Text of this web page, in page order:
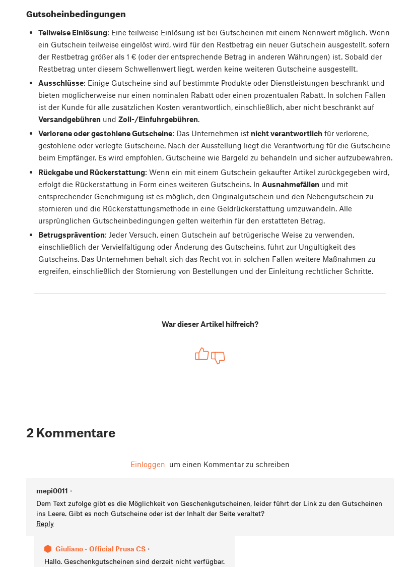
Gutscheinbedingungen
Teilweise Einlösung: Eine teilweise Einlösung ist bei Gutscheinen mit einem Nennwert möglich. Wenn
ein Gutschein teilweise eingelöst wird, wird für den Restbetrag ein neuer Gutschein ausgestellt, sofern
der Restbetrag größer als 1 € (oder der entsprechende Betrag in anderen Währungen) ist. Sobald der
Restbetrag unter diesem Schwellenwert liegt, werden keine weiteren Gutscheine ausgestellt.
Ausschlüsse: Einige Gutscheine sind auf bestimmte Produkte oder Dienstleistungen beschränkt und
bieten möglicherweise nur einen nominalen Rabatt oder einen prozentualen Rabatt. In solchen Fällen
ist der Kunde für alle zusätzlichen Kosten verantwortlich, einschließlich, aber nicht beschränkt auf
Versandgebührenund Zoll-/Einfuhrgebühren.
Verlorene oder gestohlene Gutscheine: Das Unternehmen ist nicht verantwortlichfür verlorene,
gestohlene oder verlegte Gutscheine. Nach der Ausstellung liegt die Verantwortung für die Gutscheine
beim Empfänger. Es wird empfohlen, Gutscheine wie Bargeld zu behandeln und sicher aufzubewahren.
Rückgabe und Rückerstattung: Wenn ein mit einem Gutschein gekaufter Artikel zurückgegeben wird,
erfolgt die Rückerstattung in Form eines weiteren Gutscheins. In Ausnahmefällenund mit
entsprechender Genehmigung ist es möglich, den Originalgutschein und den Nebengutschein zu
stornieren und die Rückerstattungsmethode in eine Geldrückerstattung umzuwandeln. Alle
ursprünglichen Gutscheinbedingungen gelten weiterhin für den erstatteten Betrag.
Betrugsprävention: Jeder Versuch, einen Gutschein auf betrügerische Weise zu verwenden,
einschließlich der Vervielfältigung oder Änderung des Gutscheins, führt zur Ungültigkeit des
Gutscheins. Das Unternehmen behält sich das Recht vor, in solchen Fällen weitere Maßnahmen zu
ergreifen, einschließlich der Stornierung von Bestellungen und der Einleitung rechtlicher Schritte.
War dieser Artikel hilfreich?
2 Kommentare
Einloggen um einen Kommentar zu schreiben
mepi0011 •
Dem Text zufolge gibt es die Möglichkeit von Geschenkgutscheinen, leider führt der Link zu den Gutscheinen
ins Leere. Gibt es noch Gutscheine oder ist der Inhalt der Seite veraltet?
Reply
Giuliano - Official Prusa CS •
Hallo. Geschenkgutscheinen sind derzeit nicht verfügbar.